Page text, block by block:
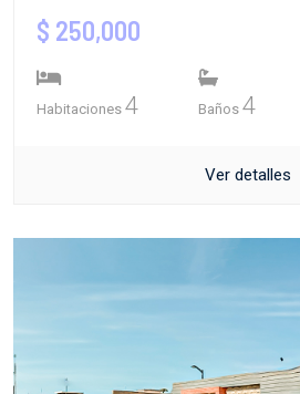
$ 250,000
Habitaciones 4 Baños 4
Ver detalles